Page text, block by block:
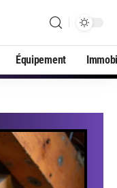
Équipement